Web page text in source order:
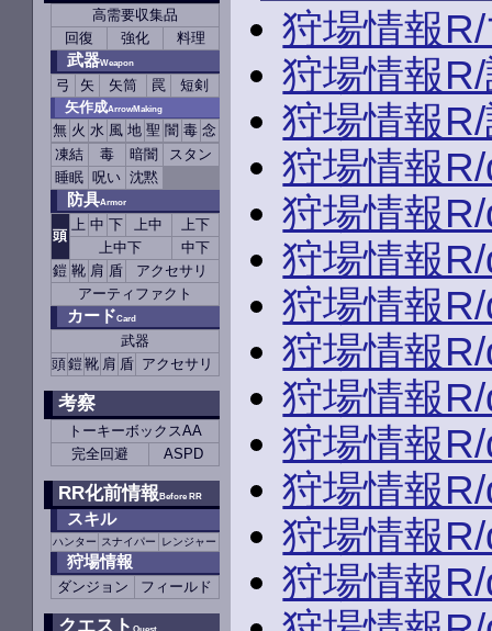
高需要収集品
回復
強化 料理
武器Weapon
弓 矢 矢筒 罠
短剣
矢作成ArrowMaking
無 火 水 風 地 聖 闇 毒 念
凍結
毒 暗闇
スタン
睡眠 呪い 沈黙
防具Armor
頭
上 中 下 上中
上下
上中下
中下
鎧 靴 肩 盾
アクセサリ
アーティファクト
カードCard
武器
頭鎧靴 肩 盾 アクセサリ
考察
トーキーボックスAA
完全回避
ASPD
RR化前情報Before RR
スキル
ハンター スナイパー レンジャー
狩場情報
ダンジョン フィールド
クエスト
狩場情報
狩場情報
狩場情報
狩場情報
狩場情報
狩場情報
狩場情報
狩場情報
狩場情報
狩場情報
狩場情報
狩場情報
狩場情報